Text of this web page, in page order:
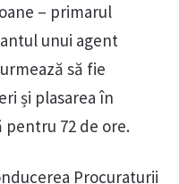
– primarul
unui agent
să fie
și plasarea în
72 de ore.
Procuraturii